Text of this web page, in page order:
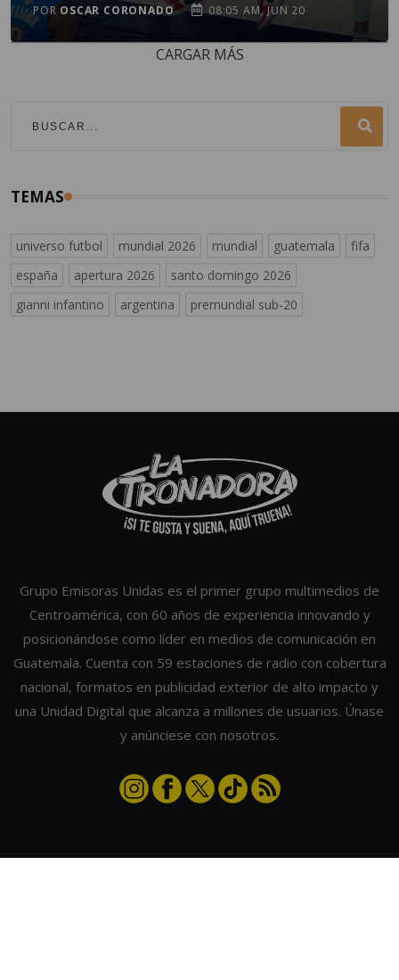
POR OSCAR CORONADO 08:05 AM, JUN 20
CARGAR MÁS
TEMAS
universo futbol mundial 2026 mundial guatemala
fifa
españa
apertura 2026
santo domingo 2026
gianni infantino
argentina premundial sub-20
Grupo Emisoras Unidas es el primer grupo multimedios de
Centroamérica, con 60 años de experiencia innovando y
posicionándose como líder en medios de comunicación en
Guatemala. Cuenta con 59 estaciones de radio con cobertura
nacional, formatos en publicidad exterior de alto impacto y
una Unidad Digital que alcanza a millones de usuarios. Únase
y anúnciese con nosotros.